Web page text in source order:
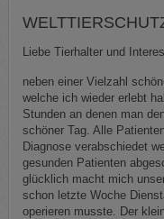
Liebe Tierhalter und
neben einer Vielzahl
welche ich wieder erlebt
Stunden an denen man
schöner Tag. Alle
Diagnose verabschiedet
gesunden Patienten
glücklich macht mich
schon letzte Woche
operieren musste. Der